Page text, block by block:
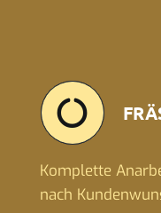
Komplette
nach